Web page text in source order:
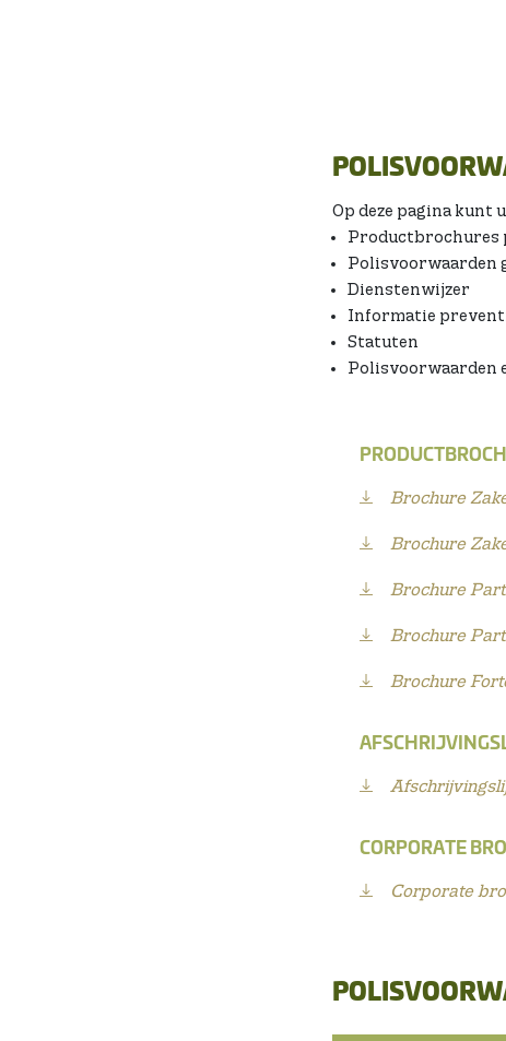
Op deze pagina kunt
Productbrochures
Polisvoorwaarden
Dienstenwijzer
Informatie
Statuten
Polisvoorwaarden
Brochure
Brochure
Brochure
Brochure
Brochure
CORPORATE
Corporate